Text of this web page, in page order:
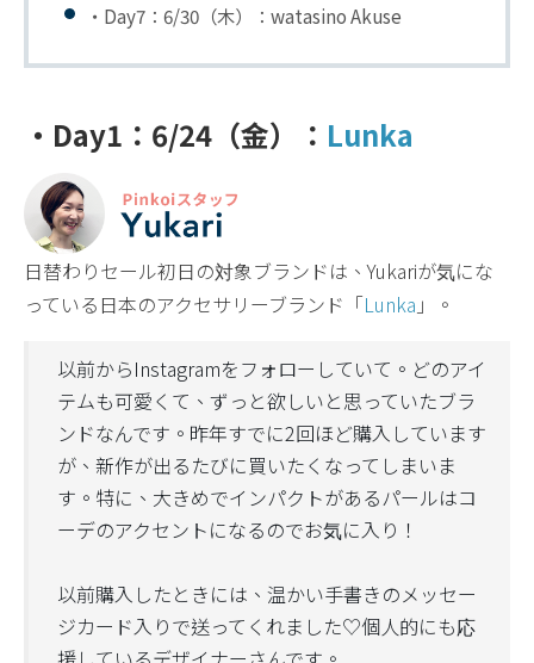
・Day7：6/30（木）： watasino Akuse
・Day1：6/24（金）： Lunka
日替わりセール初日の対象ブランドは、Yukariが気にな
っている日本のアクセサリーブランド「Lunka 」。
以前からInstagramをフォローしていて。どのアイ
テムも可愛くて、ずっと欲しいと思っていたブラ
ンドなんです。昨年すでに2回ほど購入しています
が、新作が出るたびに買いたくなってしまいま
す。特に、大きめでインパクトがあるパールはコ
ーデのアクセントになるのでお気に入り！
以前購入したときには、温かい手書きのメッセー
ジカード入りで送ってくれました♡個人的にも応